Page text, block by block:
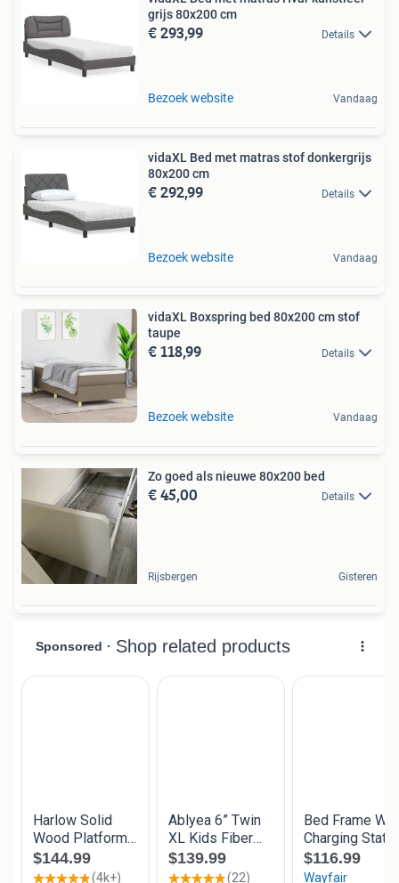
grijs 80x200 cm
€ 293,99 Details
Bezoek website Vandaag
vidaXL Bed met matras stof donkergrijs
80x200 cm
€ 292,99 Details
Bezoek website Vandaag
vidaXL Boxspring bed 80x200 cm stof
taupe
€ 118,99 Details
Bezoek website Vandaag
Zo goed als nieuwe 80x200 bed
€ 45,00 Details
Rijsbergen Gisteren